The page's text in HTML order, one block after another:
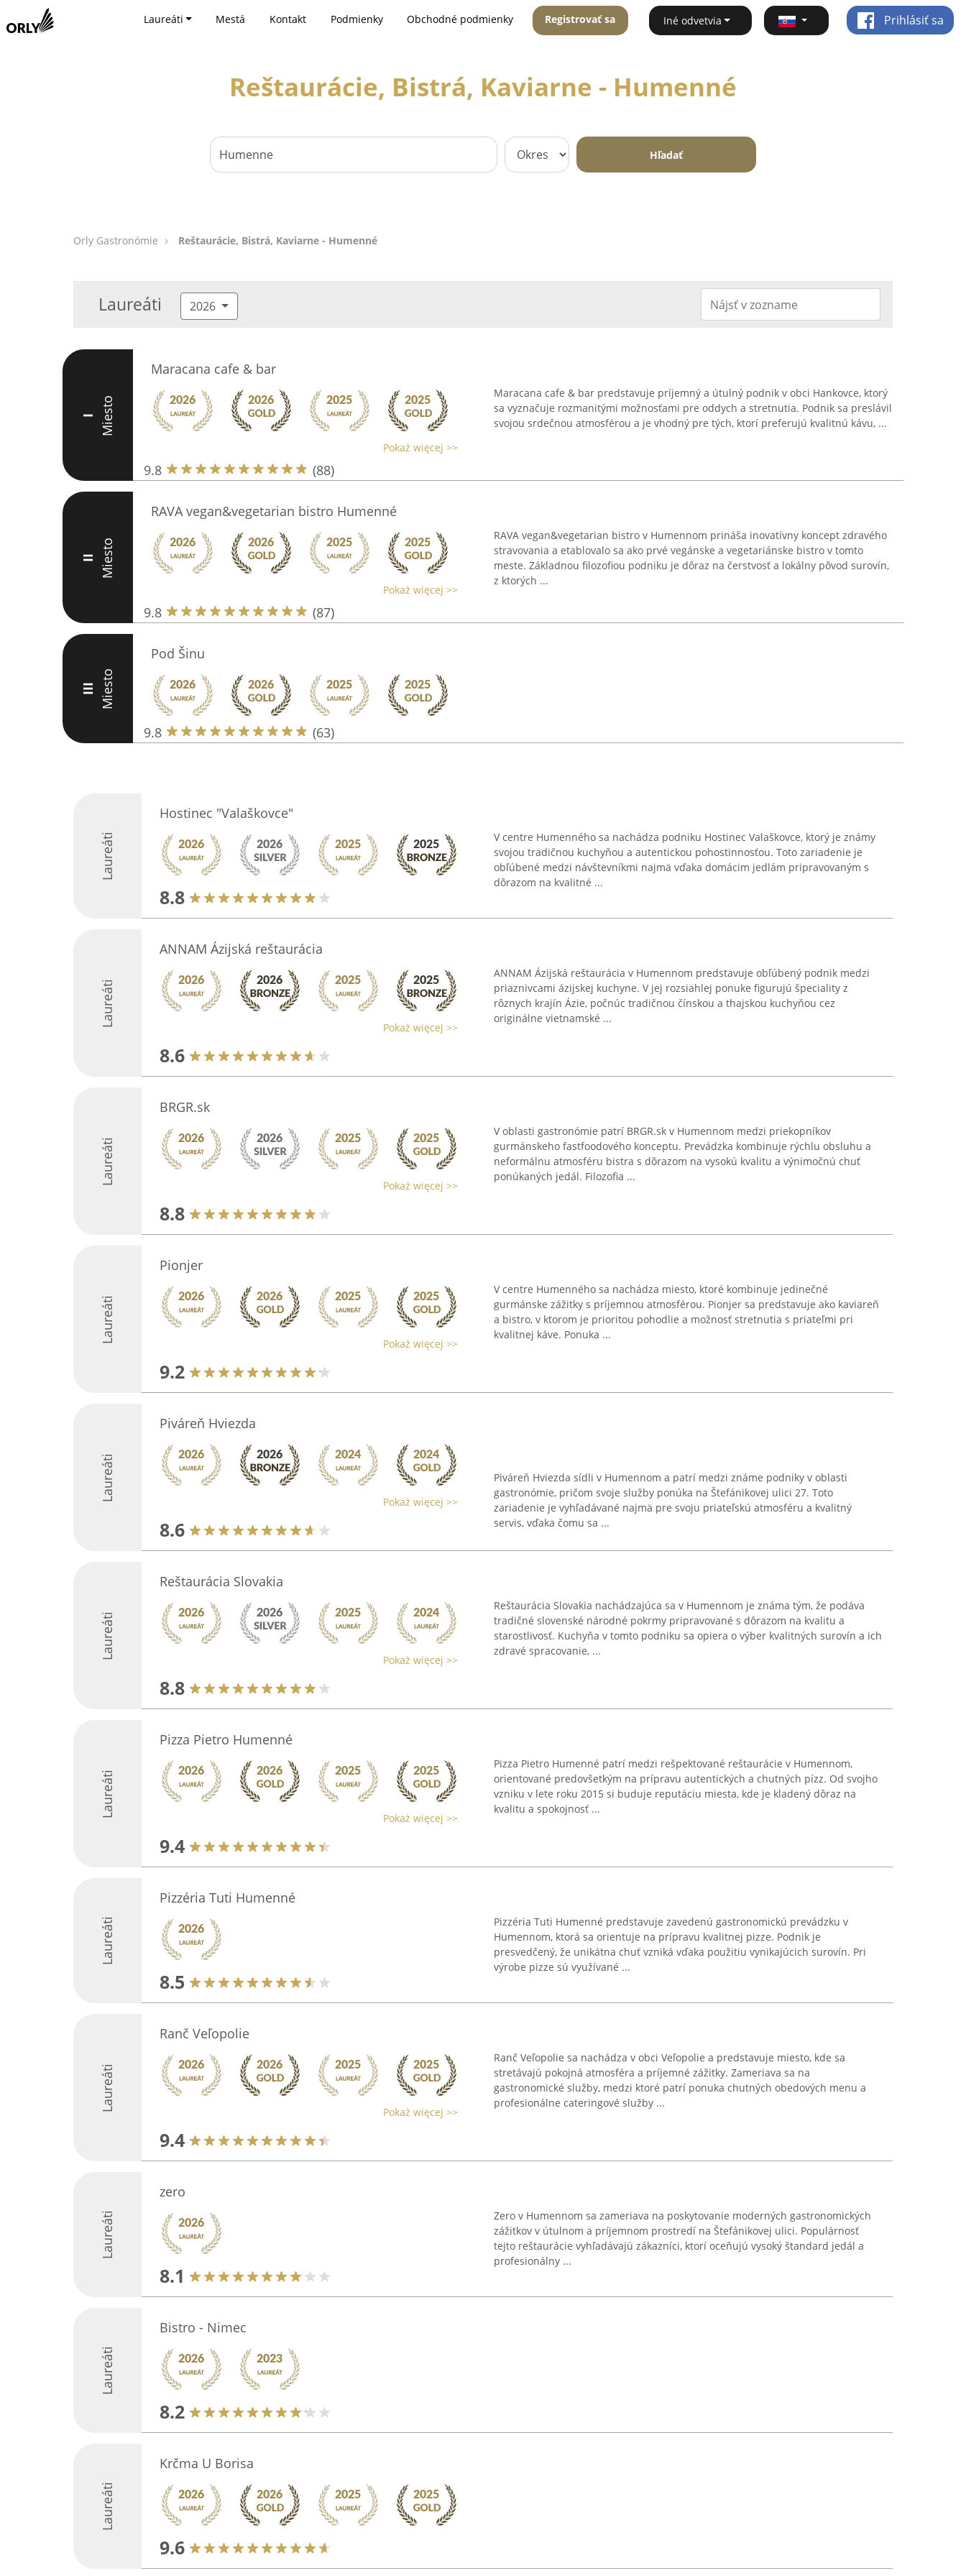
Laureáti Mestá Kontakt Podmienky Obchodné podmienky Registrovať sa Iné odvetvia Prihlásiť sa
Reštaurácie, Bistrá, Kaviarne - Humenné
Hľadať
Orly Gastronómie Reštaurácie, Bistrá, Kaviarne - Humenné
Laureáti 2026
I Miesto
Maracana cafe & bar
Pokaż więcej >>
9.8 (88)
Maracana cafe & bar predstavuje príjemný a útulný podnik v obci Hankovce, ktorý
sa vyznačuje rozmanitými možnosťami pre oddych a stretnutia. Podnik sa preslávil
svojou srdečnou atmosférou a je vhodný pre tých, ktorí preferujú kvalitnú kávu, ...
II Miesto
RAVA vegan&vegetarian bistro Humenné
Pokaż więcej >>
9.8 (87)
RAVA vegan&vegetarian bistro v Humennom prináša inovatívny koncept zdravého
stravovania a etablovalo sa ako prvé vegánske a vegetariánske bistro v tomto
meste. Základnou filozofiou podniku je dôraz na čerstvosť a lokálny pôvod surovín,
z ktorých ...
III Miesto
Pod Šinu
9.8 (63)
Laureáti
Hostinec "Valaškovce"
8.8
V centre Humenného sa nachádza podniku Hostinec Valaškovce, ktorý je známy
svojou tradičnou kuchyňou a autentickou pohostinnosťou. Toto zariadenie je
obľúbené medzi návštevníkmi najmä vďaka domácim jedlám pripravovaným s
dôrazom na kvalitné ...
Laureáti
ANNAM Ázijská reštaurácia
Pokaż więcej >>
8.6
ANNAM Ázijská reštaurácia v Humennom predstavuje obľúbený podnik medzi
priaznivcami ázijskej kuchyne. V jej rozsiahlej ponuke figurujú špeciality z
rôznych krajín Ázie, počnúc tradičnou čínskou a thajskou kuchyňou cez
originálne vietnamské ...
Laureáti
BRGR.sk
Pokaż więcej >>
8.8
V oblasti gastronómie patrí BRGR.sk v Humennom medzi priekopníkov
gurmánskeho fastfoodového konceptu. Prevádzka kombinuje rýchlu obsluhu a
neformálnu atmosféru bistra s dôrazom na vysokú kvalitu a výnimočnú chuť
ponúkaných jedál. Filozofia ...
Laureáti
Pionjer
Pokaż więcej >>
9.2
V centre Humenného sa nachádza miesto, ktoré kombinuje jedinečné
gurmánske zážitky s príjemnou atmosférou. Pionjer sa predstavuje ako kaviareň
a bistro, v ktorom je prioritou pohodlie a možnosť stretnutia s priateľmi pri
kvalitnej káve. Ponuka ...
Laureáti
Piváreň Hviezda
Pokaż więcej >>
8.6
Piváreň Hviezda sídli v Humennom a patrí medzi známe podniky v oblasti
gastronómie, pričom svoje služby ponúka na Štefánikovej ulici 27. Toto
zariadenie je vyhľadávané najmä pre svoju priateľskú atmosféru a kvalitný
servis, vďaka čomu sa ...
Laureáti
Reštaurácia Slovakia
Pokaż więcej >>
8.8
Reštaurácia Slovakia nachádzajúca sa v Humennom je známa tým, že podáva
tradičné slovenské národné pokrmy pripravované s dôrazom na kvalitu a
starostlivosť. Kuchyňa v tomto podniku sa opiera o výber kvalitných surovín a ich
zdravé spracovanie, ...
Laureáti
Pizza Pietro Humenné
Pokaż więcej >>
9.4
Pizza Pietro Humenné patrí medzi rešpektované reštaurácie v Humennom,
orientované predovšetkým na prípravu autentických a chutných pízz. Od svojho
vzniku v lete roku 2015 si buduje reputáciu miesta, kde je kladený dôraz na
kvalitu a spokojnosť ...
Laureáti
Pizzéria Tuti Humenné
8.5
Pizzéria Tuti Humenné predstavuje zavedenú gastronomickú prevádzku v
Humennom, ktorá sa orientuje na prípravu kvalitnej pizze. Podnik je
presvedčený, že unikátna chuť vzniká vďaka použitiu vynikajúcich surovín. Pri
výrobe pizze sú využívané ...
Laureáti
Ranč Veľopolie
Pokaż więcej >>
9.4
Ranč Veľopolie sa nachádza v obci Veľopolie a predstavuje miesto, kde sa
stretávajú pokojná atmosféra a príjemné zážitky. Zameriava sa na
gastronomické služby, medzi ktoré patrí ponuka chutných obedových menu a
profesionálne cateringové služby ...
Laureáti
zero
8.1
Zero v Humennom sa zameriava na poskytovanie moderných gastronomických
zážitkov v útulnom a príjemnom prostredí na Štefánikovej ulici. Populárnosť
tejto reštaurácie vyhľadávajú zákazníci, ktorí oceňujú vysoký štandard jedál a
profesionálny ...
Laureáti
Bistro - Nimec
8.2
Laureáti
Krčma U Borisa
9.6